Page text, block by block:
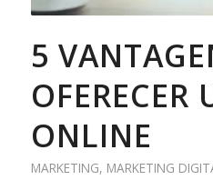
5
OFERECER
ONLINE
MARKETING, MARKETING